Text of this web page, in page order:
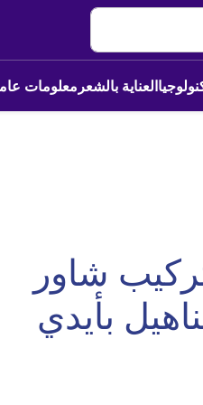
العناية بالشعر معلومات
شاور
بأيدي